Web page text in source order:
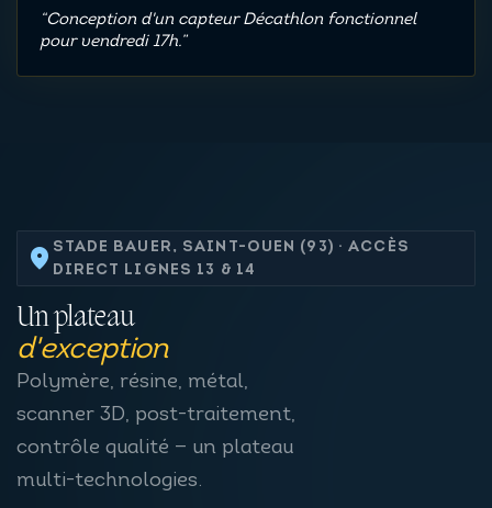
“Conception d'un capteur Décathlon fonctionnel
pour vendredi 17h.”
location_on STADE BAUER, SAINT-OUEN (93) · ACCÈS
DIRECT LIGNES 13 & 14
Un plateau
d'exception
Polymère, résine, métal,
scanner 3D, post-traitement,
contrôle qualité — un plateau
multi-technologies.